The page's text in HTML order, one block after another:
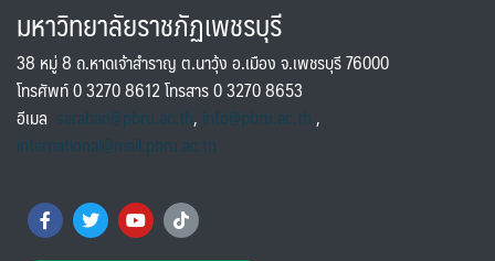
มหาวิทยาลัยราชภัฏเพชรบุรี
38 หมู่ 8 ถ.หาดเจ้าสำราญ ต.นาวุ้ง อ.เมือง จ.เพชรบุรี 76000
โทรศัพท์ 0 3270 8612 โทรสาร 0 3270 8653
อีเมล saraban@pbru.ac.th, info@pbru.ac.th,
international@mail.pbru.ac.th